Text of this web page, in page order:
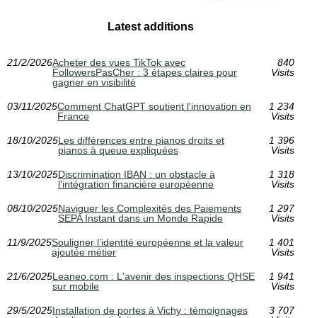
Latest additions
21/2/2026Acheter des vues TikTok avec
FollowersPasCher : 3 étapes claires pour
gagner en visibilité
840
Visits
03/11/2025Comment ChatGPT soutient l'innovation en
France
1 234
Visits
18/10/2025Les différences entre pianos droits et
pianos à queue expliquées
1 396
Visits
13/10/2025Discrimination IBAN : un obstacle à
l'intégration financière européenne
1 318
Visits
08/10/2025Naviguer les Complexités des Paiements
SEPA Instant dans un Monde Rapide
1 297
Visits
11/9/2025Souligner l’identité européenne et la valeur
ajoutée métier
1 401
Visits
21/6/2025Leaneo.com : L'avenir des inspections QHSE
sur mobile
1 941
Visits
29/5/2025Installation de portes à Vichy : témoignages
3 707